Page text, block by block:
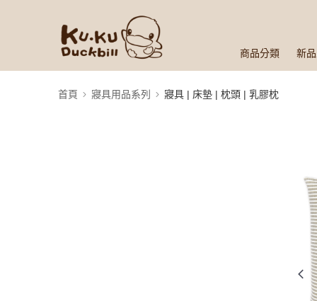
商品分類 新
首頁 寢具用品系列 寢具 | 床墊 | 枕頭 | 乳膠枕